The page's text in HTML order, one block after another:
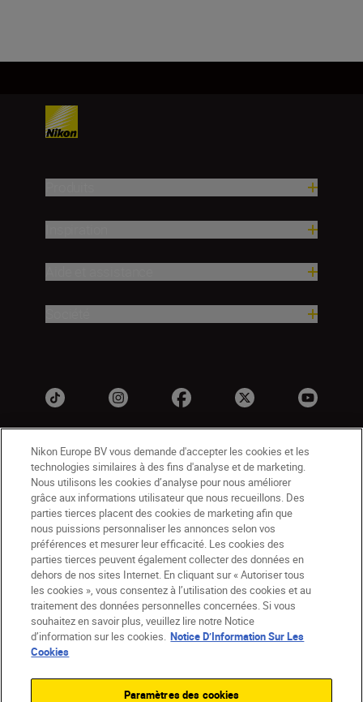
BE(fr) Nikon Sites
Contactez-nous
Avis de confidentialité
Conditions d’utilisation
CVG de la boutique Nikon Store
Notice d’information sur les cookies
Paramètres des cookies
© 2026 Nikon
Nikon Europe BV vous demande d'accepter les cookies et les
technologies similaires à des fins d'analyse et de marketing.
Nous utilisons les cookies d’analyse pour nous améliorer
grâce aux informations utilisateur que nous recueillons. Des
parties tierces placent des cookies de marketing afin que
nous puissions personnaliser les annonces selon vos
préférences et mesurer leur efficacité. Les cookies des
parties tierces peuvent également collecter des données en
dehors de nos sites Internet. En cliquant sur « Autoriser tous
les cookies », vous consentez à l’utilisation des cookies et au
traitement des données personnelles concernées. Si vous
souhaitez en savoir plus, veuillez lire notre Notice
d’information sur les cookies. Notice D’Information Sur Les
Cookies
Paramètres des cookies